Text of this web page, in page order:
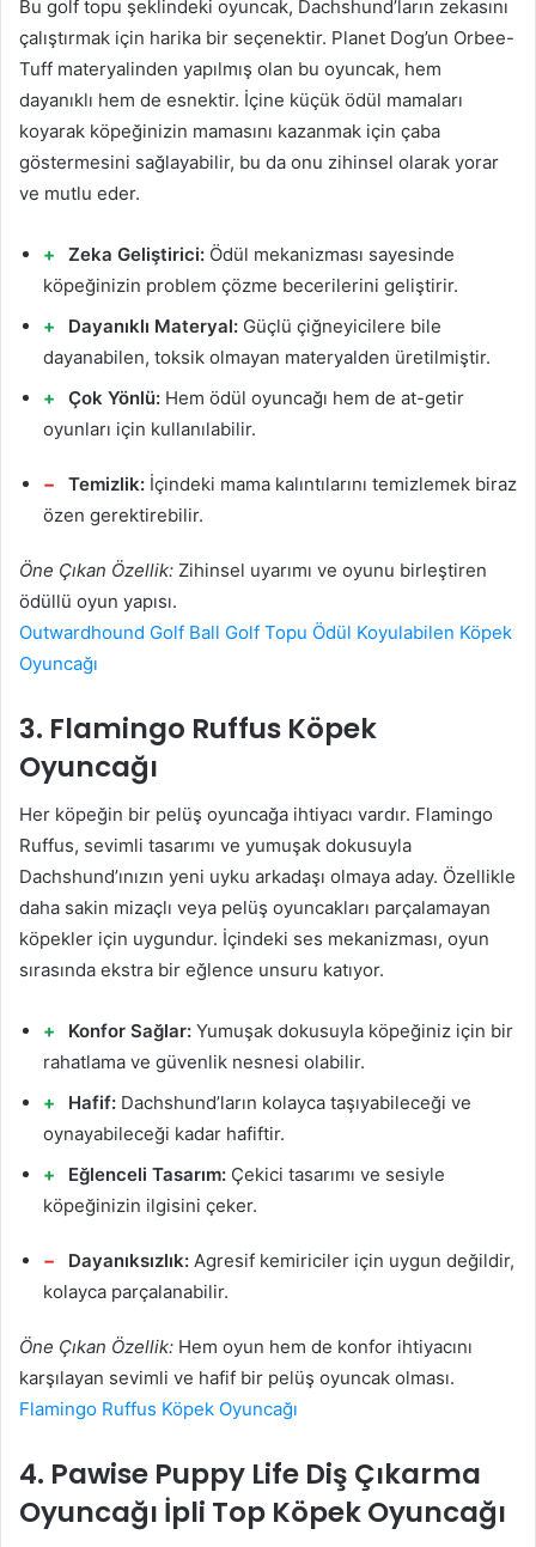
Bu golf topu şeklindeki oyuncak, Dachshund’ların zekasını
çalıştırmak için harika bir seçenektir. Planet Dog’un Orbee-
Tuff materyalinden yapılmış olan bu oyuncak, hem
dayanıklı hem de esnektir. İçine küçük ödül mamaları
koyarak köpeğinizin mamasını kazanmak için çaba
göstermesini sağlayabilir, bu da onu zihinsel olarak yorar
ve mutlu eder.
Zeka Geliştirici: Ödül mekanizması sayesinde
köpeğinizin problem çözme becerilerini geliştirir.
Dayanıklı Materyal: Güçlü çiğneyicilere bile
dayanabilen, toksik olmayan materyalden üretilmiştir.
Çok Yönlü: Hem ödül oyuncağı hem de at-getir
oyunları için kullanılabilir.
Temizlik: İçindeki mama kalıntılarını temizlemek biraz
özen gerektirebilir.
Öne Çıkan Özellik: Zihinsel uyarımı ve oyunu birleştiren
ödüllü oyun yapısı.
Outwardhound Golf Ball Golf Topu Ödül Koyulabilen Köpek
Oyuncağı
3. Flamingo Ruffus Köpek
Oyuncağı
Her köpeğin bir pelüş oyuncağa ihtiyacı vardır. Flamingo
Ruffus, sevimli tasarımı ve yumuşak dokusuyla
Dachshund’ınızın yeni uyku arkadaşı olmaya aday. Özellikle
daha sakin mizaçlı veya pelüş oyuncakları parçalamayan
köpekler için uygundur. İçindeki ses mekanizması, oyun
sırasında ekstra bir eğlence unsuru katıyor.
Konfor Sağlar: Yumuşak dokusuyla köpeğiniz için bir
rahatlama ve güvenlik nesnesi olabilir.
Hafif: Dachshund’ların kolayca taşıyabileceği ve
oynayabileceği kadar hafiftir.
Eğlenceli Tasarım: Çekici tasarımı ve sesiyle
köpeğinizin ilgisini çeker.
Dayanıksızlık: Agresif kemiriciler için uygun değildir,
kolayca parçalanabilir.
Öne Çıkan Özellik: Hem oyun hem de konfor ihtiyacını
karşılayan sevimli ve hafif bir pelüş oyuncak olması.
Flamingo Ruffus Köpek Oyuncağı
4. Pawise Puppy Life Diş Çıkarma
Oyuncağı İpli Top Köpek Oyuncağı